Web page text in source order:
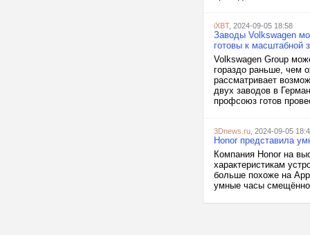
iXBT, 2024-09-05 18:58
Заводы Volkswagen
готовы к масштабной
Volkswagen Group
гораздо раньше, чем
рассматривает
двух заводов в
профсоюз готов
3Dnews.ru , 2024-09-05
Honor представила
Компания Honor на
характеристикам
больше похоже на
умные часы